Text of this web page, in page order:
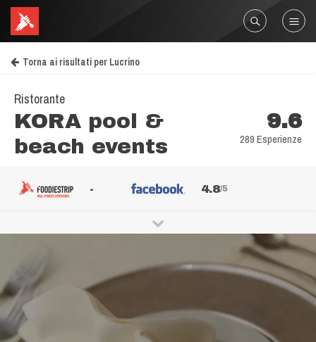
Torna ai risultati per Lucrino
Ristorante
KORA pool &
beach events
9.6
289 Esperienze
- 4.8/5